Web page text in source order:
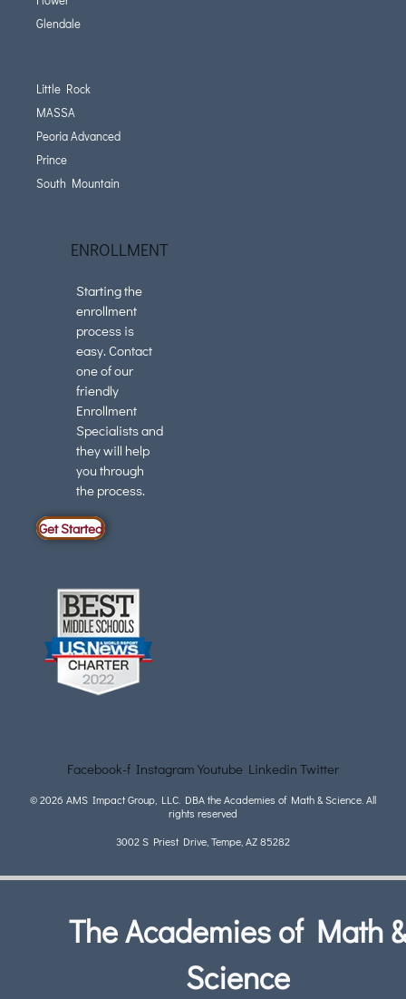
Glendale
Little Rock
MASSA
Peoria Advanced
Prince
South Mountain
ENROLLMENT
Starting the
enrollment
process is
easy. Contact
one of our
friendly
Enrollment
Specialists and
they will help
you through
the process.
Get Started
Facebook-f Instagram Youtube Linkedin Twitter
© 2026 AMS Impact Group, LLC. DBA the Academies of Math & Science. All
rights reserved
3002 S Priest Drive, Tempe, AZ 85282
The Academies of Math &
Science